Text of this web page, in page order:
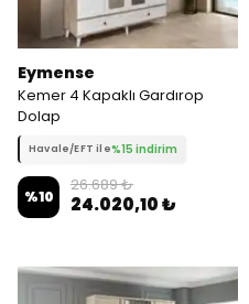
Eymense
Kemer 4 Kapaklı Gardırop
Dolap
Havale/EFT ile%15 indirim
%10
26.689 ₺
24.020,10 ₺